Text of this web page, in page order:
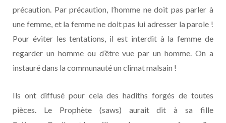
précaution. Par précaution, l’homme ne doit pas parler à
une femme, et la femme ne doit pas lui adresser la parole !
Pour éviter les tentations, il est interdit à la femme de
regarder un homme ou d’être vue par un homme. On a
instauré dans la communauté un climat malsain !
Ils ont diffusé pour cela des hadiths forgés de toutes
pièces. Le Prophète (saws) aurait dit à sa fille